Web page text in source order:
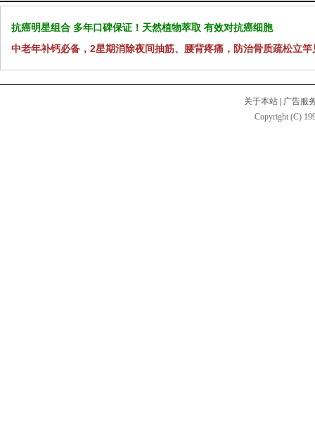
抗癌明星组合 多年口碑保证！天然植物萃取 有效对抗癌细胞
中老年补钙必备，2星期消除夜间抽筋、腰背疼痛，防治骨质疏松立竿
关于本站
广告服
Copyright (C)